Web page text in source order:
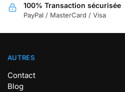
100% Transaction sécurisée
PayPal / MasterCard / Visa
AUTRES
Contact
Blog